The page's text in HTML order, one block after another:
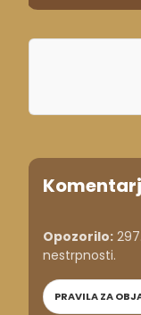
Opozorilo:
nestrpnosti.
PRAVILA ZA